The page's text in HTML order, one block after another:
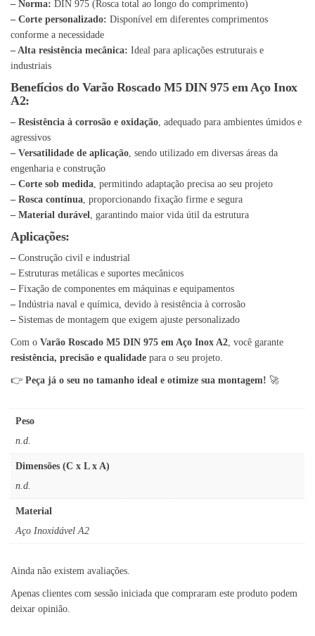
– Norma: DIN 975 (Rosca total ao longo do comprimento)
– Corte personalizado: Disponível em diferentes comprimentos
conforme a necessidade
– Alta resistência mecânica: Ideal para aplicações estruturais e
industriais
Benefícios do Varão Roscado M5 DIN 975 em Aço Inox
A2:
– Resistência à corrosão e oxidação, adequado para ambientes úmidos e
agressivos
– Versatilidade de aplicação, sendo utilizado em diversas áreas da
engenharia e construção
– Corte sob medida, permitindo adaptação precisa ao seu projeto
– Rosca contínua, proporcionando fixação firme e segura
– Material durável, garantindo maior vida útil da estrutura
Aplicações:
– Construção civil e industrial
– Estruturas metálicas e suportes mecânicos
– Fixação de componentes em máquinas e equipamentos
– Indústria naval e química, devido à resistência à corrosão
– Sistemas de montagem que exigem ajuste personalizado
Com o Varão Roscado M5 DIN 975 em Aço Inox A2, você garante
resistência, precisão e qualidade para o seu projeto.
👉 Peça já o seu no tamanho ideal e otimize sua montagem! 🚀
Peso
n.d.
Dimensões (C x L x A)
n.d.
Material
Aço Inoxidável A2
Ainda não existem avaliações.
Apenas clientes com sessão iniciada que compraram este produto podem
deixar opinião.